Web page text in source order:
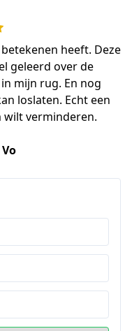
heeft. Deze
geleerd over de
mijn rug. En nog
loslaten. Echt een
wilt verminderen.